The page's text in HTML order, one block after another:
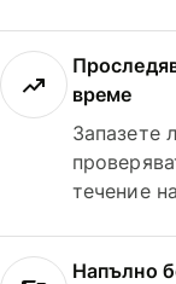
време
Запазете
течение
Напълно